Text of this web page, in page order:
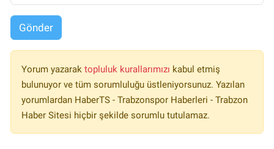
Gönder
Yorum yazarak topluluk kurallarımızı kabul etmiş
bulunuyor ve tüm sorumluluğu üstleniyorsunuz. Yazılan
yorumlardan HaberTS - Trabzonspor Haberleri - Trabzon
Haber Sitesi hiçbir şekilde sorumlu tutulamaz.